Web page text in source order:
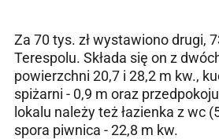
Za 70 tys. zł wystawiono drugi,
Terespolu. Składa się on z
powierzchni 20,7 i 28,2 m kw.,
spiżarni - 0,9 m oraz
lokalu należy też łazienka z wc
spora piwnica - 22,8 m kw.